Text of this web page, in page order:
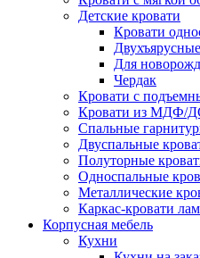
Детские кровати
Кровати
Двухъярусные
Для
Чердак
Кровати с
Кровати из МДФ/
Спальные
Двуспальные
Полуторные
Односпальные
Металлические
Каркас-кровати
Корпусная мебель
Кухни